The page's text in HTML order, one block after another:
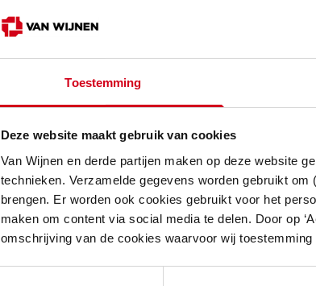
Toestemming
Deze website maakt gebruik van cookies
Van Wijnen en derde partijen maken op deze website
technieken. Verzamelde gegevens worden gebruikt
brengen. Er worden ook cookies gebruikt voor het
maken om content via social media te delen. Door op
omschrijving van de cookies waarvoor wij toestemming
bestaande buurtbewoners.”